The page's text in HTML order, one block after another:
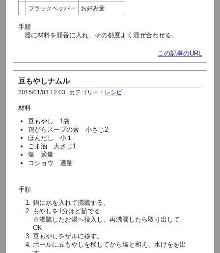
ブラックペッパー
お好み量
手順
器に材料を順番に入れ、その都度よく混ぜ合わせる。
この記事のURL
豆もやしナムル
2015/01/03 12:03 カテゴリー： レシピ
材料
豆もやし 1袋
鶏がらスープの素 小さじ2
ほんだし 小１
ごま油 大さじ1
塩 適量
コショウ 適量
手順
鍋に水を入れて沸騰する。
もやしを1分ほど茹でる
※沸騰したお湯へ投入し、再沸騰したら取り出して
OK
豆もやしをザルに移す。
ボールに豆もやしを移してから塩と和え、水けをを出